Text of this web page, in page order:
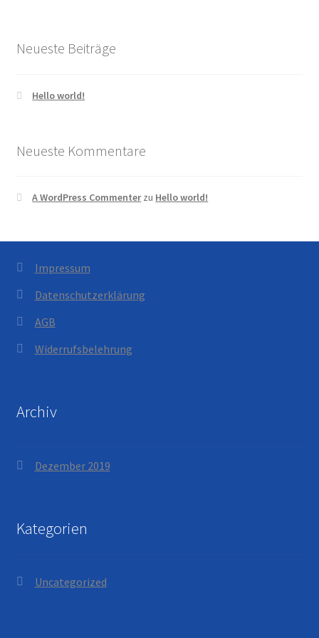
Neueste Beiträge
Hello world!
Neueste Kommentare
A WordPress Commenterzu Hello world!
Impressum
Datenschutzerklärung
AGB
Widerrufsbelehrung
Archiv
Dezember 2019
Kategorien
Uncategorized